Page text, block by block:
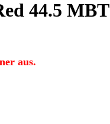
44.5
aus.